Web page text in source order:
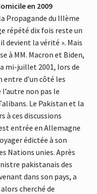
en 2009
Propagande du IIIème
répété dix fois reste un
devient la vérité ». Mais
à MM. Macron et Biden,
mi-juillet 2001, lors de
entre d’un côté les
non pas le
Le Pakistan et la
à ces discussions
entrée en Allemagne
édictée à son
Nations unies. Après
pakistanais des
dans son pays, a
cherché de